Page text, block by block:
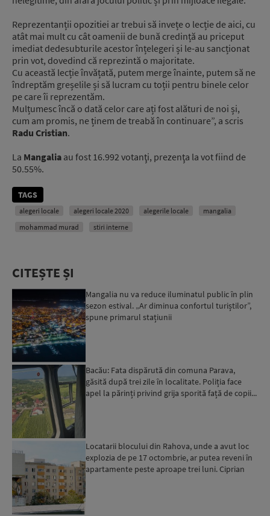
Reprezentanții opozitiei ar trebui să invețe o lecție de aici, cu
atât mai mult cu cât oamenii de bună credință au priceput
imediat dedesubturile acestor înțelegeri și le-au sancționat
prin vot, dovedind că reprezintă o majoritate.
Cu această lecție învățată, putem merge înainte, putem să ne
îndreptăm greșelile și să lucram cu toții pentru binele celor
pe care îi reprezentăm.
Mulțumesc încă o dată celor care ați fost alături de noi și,
cum am promis, ne ținem de treabă în continuare”, a scris
Radu Cristian.
La Mangalia au fost 16.992 votanţi, prezenţa la vot fiind de
50.55%.
TAGS
alegeri locale alegeri locale 2020 alegerile locale
mangalia
mohammad murad
stiri interne
CITEȘTE ȘI
Mangalia nu va reduce iluminatul public în plin
sezon estival. „Ar diminua confortul turiștilor”,
spune primarul stațiunii
Bacău: Fata dispărută din comuna Parava,
găsită după trei zile în localitate. Poliția face
apel la părinți privind grija sporită față de copii...
Locatarii blocului din Rahova, unde a avut loc
explozia de pe 17 octombrie, ar putea reveni în
apartamente peste aproape trei luni. Ciprian